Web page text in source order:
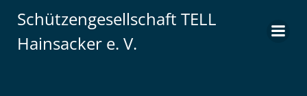
Inhalt
Schützengesellschaft TELL
Hainsacker e. V.